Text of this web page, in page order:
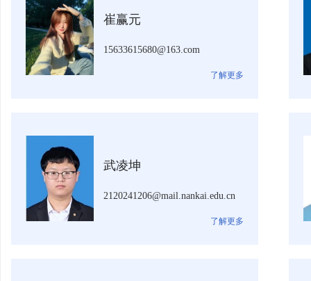
崔赢元
15633615680@163.com
了解更多
武凌坤
2120241206@mail.nankai.edu.cn
了解更多